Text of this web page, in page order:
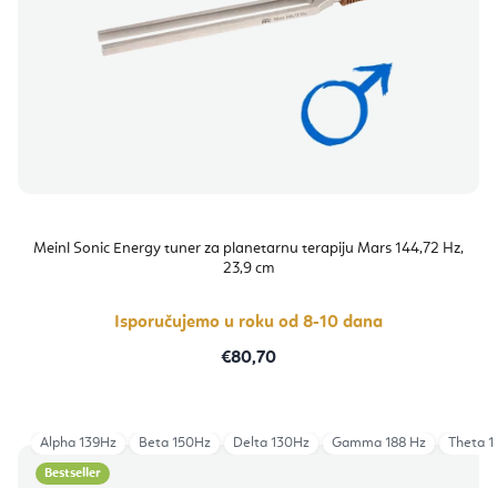
Meinl Sonic Energy tuner za planetarnu terapiju Mars 144,72 Hz,
23,9 cm
Isporučujemo u roku od 8-10 dana
€80,70
Bestseller
Alpha 139Hz Beta 150Hz Delta 130Hz Gamma 188 Hz Theta